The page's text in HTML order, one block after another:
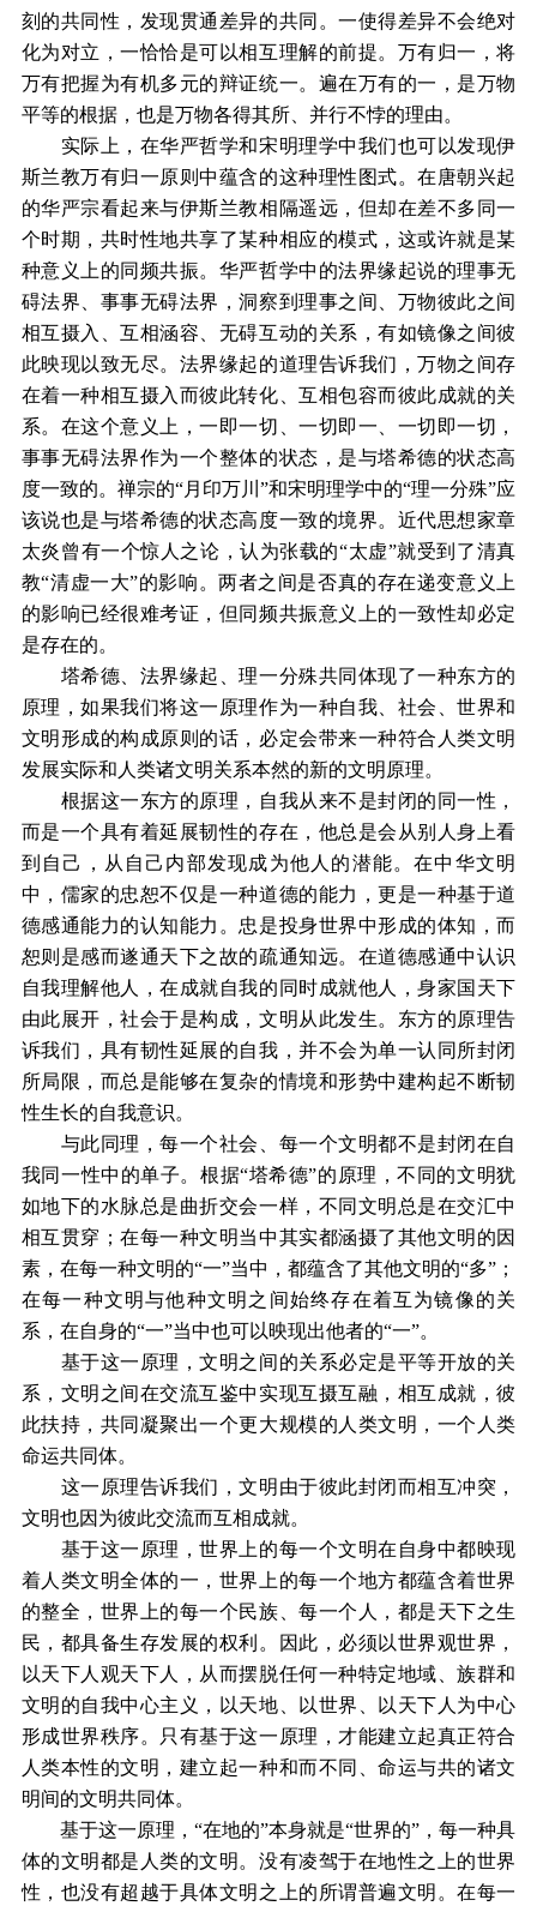
刻的共同性，发现贯通差异的共同。一使得差异不会绝对
化为对立，一恰恰是可以相互理解的前提。万有归一，将
万有把握为有机多元的辩证统一。遍在万有的一，是万物
平等的根据，也是万物各得其所、并行不悖的理由。
实际上，在华严哲学和宋明理学中我们也可以发现伊
斯兰教万有归一原则中蕴含的这种理性图式。在唐朝兴起
的华严宗看起来与伊斯兰教相隔遥远，但却在差不多同一
个时期，共时性地共享了某种相应的模式，这或许就是某
种意义上的同频共振。华严哲学中的法界缘起说的理事无
碍法界、事事无碍法界，洞察到理事之间、万物彼此之间
相互摄入、互相涵容、无碍互动的关系，有如镜像之间彼
此映现以致无尽。法界缘起的道理告诉我们，万物之间存
在着一种相互摄入而彼此转化、互相包容而彼此成就的关
系。在这个意义上，一即一切、一切即一、一切即一切，
事事无碍法界作为一个整体的状态，是与塔希德的状态高
度一致的。禅宗的“月印万川”和宋明理学中的“理一分殊”应
该说也是与塔希德的状态高度一致的境界。近代思想家章
太炎曾有一个惊人之论，认为张载的“太虚”就受到了清真
教“清虚一大”的影响。两者之间是否真的存在递变意义上
的影响已经很难考证，但同频共振意义上的一致性却必定
是存在的。
塔希德、法界缘起、理一分殊共同体现了一种东方的
原理，如果我们将这一原理作为一种自我、社会、世界和
文明形成的构成原则的话，必定会带来一种符合人类文明
发展实际和人类诸文明关系本然的新的文明原理。
根据这一东方的原理，自我从来不是封闭的同一性，
而是一个具有着延展韧性的存在，他总是会从别人身上看
到自己，从自己内部发现成为他人的潜能。在中华文明
中，儒家的忠恕不仅是一种道德的能力，更是一种基于道
德感通能力的认知能力。忠是投身世界中形成的体知，而
恕则是感而遂通天下之故的疏通知远。在道德感通中认识
自我理解他人，在成就自我的同时成就他人，身家国天下
由此展开，社会于是构成，文明从此发生。东方的原理告
诉我们，具有韧性延展的自我，并不会为单一认同所封闭
所局限，而总是能够在复杂的情境和形势中建构起不断韧
性生长的自我意识。
与此同理，每一个社会、每一个文明都不是封闭在自
我同一性中的单子。根据“塔希德”的原理，不同的文明犹
如地下的水脉总是曲折交会一样，不同文明总是在交汇中
相互贯穿；在每一种文明当中其实都涵摄了其他文明的因
素，在每一种文明的“一”当中，都蕴含了其他文明的“多”；
在每一种文明与他种文明之间始终存在着互为镜像的关
系，在自身的“一”当中也可以映现出他者的“一”。
基于这一原理，文明之间的关系必定是平等开放的关
系，文明之间在交流互鉴中实现互摄互融，相互成就，彼
此扶持，共同凝聚出一个更大规模的人类文明，一个人类
命运共同体。
这一原理告诉我们，文明由于彼此封闭而相互冲突，
文明也因为彼此交流而互相成就。
基于这一原理，世界上的每一个文明在自身中都映现
着人类文明全体的一，世界上的每一个地方都蕴含着世界
的整全，世界上的每一个民族、每一个人，都是天下之生
民，都具备生存发展的权利。因此，必须以世界观世界，
以天下人观天下人，从而摆脱任何一种特定地域、族群和
文明的自我中心主义，以天地、以世界、以天下人为中心
形成世界秩序。只有基于这一原理，才能建立起真正符合
人类本性的文明，建立起一种和而不同、命运与共的诸文
明间的文明共同体。
基于这一原理，“在地的”本身就是“世界的”，每一种具
体的文明都是人类的文明。没有凌驾于在地性之上的世界
性，也没有超越于具体文明之上的所谓普遍文明。在每一